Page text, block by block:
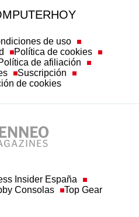
de uso
Política de cookies
de afiliación
Suscripción
de cookies
Insider España
Consolas Top Gear